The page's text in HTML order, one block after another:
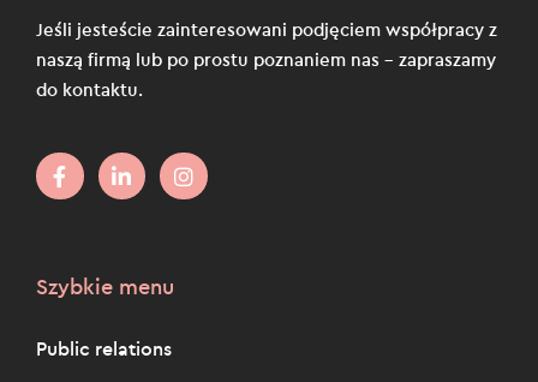
Jeśli jesteście zainteresowani podjęciem współpracy z
naszą firmą lub po prostu poznaniem nas – zapraszamy
do kontaktu.
Szybkie menu
Public relations